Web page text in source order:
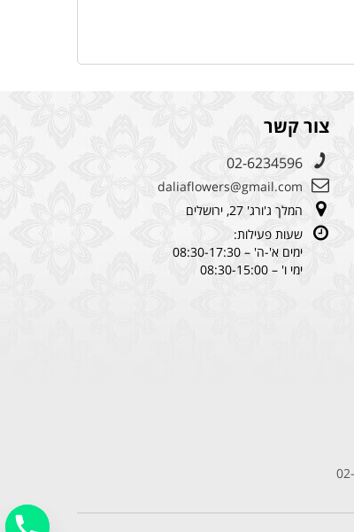
צור קשר
02-6234596
daliaflowers@gmail.com
המלך ג'ורג' 27, ירושלים
שעות פעילות:
ימים א'-ה' – 08:30-17:30
ימי ו' – 08:30-15:00